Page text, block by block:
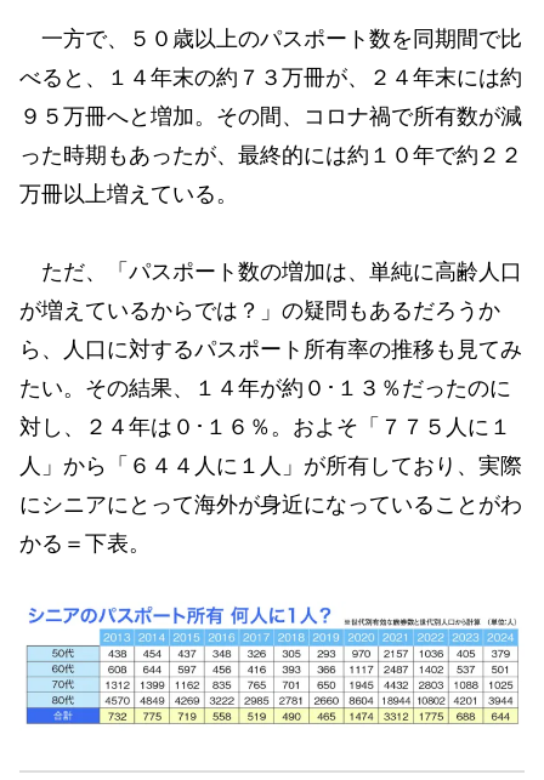
一方で、５０歳以上のパスポート数を同期間で比
べると、１４年末の約７３万冊が、２４年末には約
９５万冊へと増加。その間、コロナ禍で所有数が減
った時期もあったが、最終的には約１０年で約２２
万冊以上増えている。
ただ、「パスポート数の増加は、単純に高齢人口
が増えているからでは？」の疑問もあるだろうか
ら、人口に対するパスポート所有率の推移も見てみ
たい。その結果、１４年が約０･１３％だったのに
対し、２４年は０･１６％。およそ「７７５人に１
人」から「６４４人に１人」が所有しており、実際
にシニアにとって海外が身近になっていることがわ
かる＝下表。